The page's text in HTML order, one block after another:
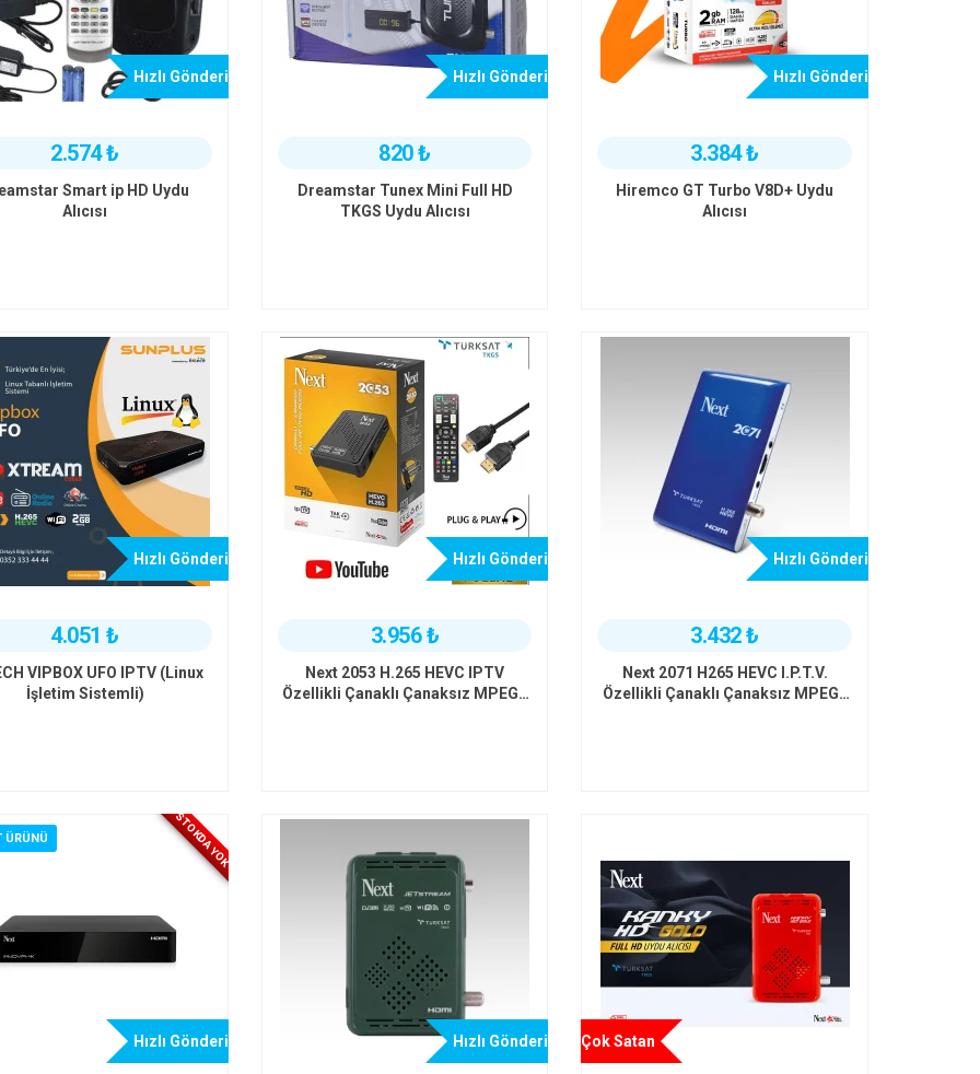
Hızlı Gönderi
2.574 ₺
Smart ip HD Uydu
Alıcısı
Hızlı Gönderi
820 ₺
Dreamstar Tunex Mini Full HD
TKGS Uydu Alıcısı
Hızlı Gönderi
3.384 ₺
Hiremco GT Turbo V8D+ Uydu
Alıcısı
Hızlı Gönderi
4.051 ₺
VIPBOX UFO IPTV (Linux
İşletim Sistemli)
Hızlı Gönderi
3.956 ₺
Next 2053 H.265 HEVC IPTV
Özellikli Çanaklı Çanaksız MPEG4
Hızlı Gönderi
3.432 ₺
Next 2071 H265 HEVC I.P.T.V.
Özellikli Çanaklı Çanaksız MPEG4
STOKDA YOK
ÜRÜNÜ
Hızlı Gönderi Hızlı Gönderi Çok Satan